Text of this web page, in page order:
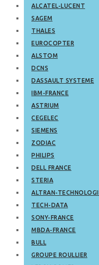
ALCATEL-LUCENT
SAGEM
THALES
EUROCOPTER
ALSTOM
DCNS
DASSAULT SYSTEME
IBM-FRANCE
ASTRIUM
CEGELEC
SIEMENS
ZODIAC
PHILIPS
DELL FRANCE
STERIA
ALTRAN-
TECH-DATA
SONY-FRANCE
MBDA-FRANCE
BULL
GROUPE ROULLIER